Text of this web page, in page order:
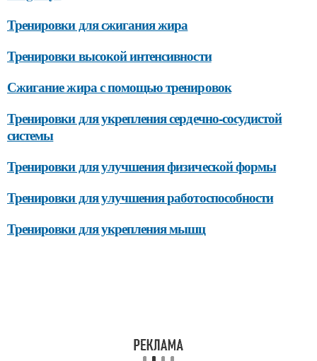
Тренировки для сжигания жира
Тренировки высокой интенсивности
Сжигание жира с помощью тренировок
Тренировки для укрепления сердечно-сосудистой
системы
Тренировки для улучшения физической формы
Тренировки для улучшения работоспособности
Тренировки для укрепления мышц